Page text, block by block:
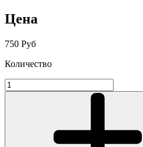
Цена
750 Руб
Количество